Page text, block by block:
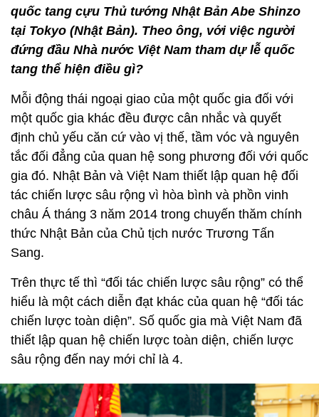
quốc tang cựu Thủ tướng Nhật Bản Abe Shinzo
tại Tokyo (Nhật Bản). Theo ông, với việc người
đứng đầu Nhà nước Việt Nam tham dự lễ quốc
tang thể hiện điều gì?
Mỗi động thái ngoại giao của một quốc gia đối với
một quốc gia khác đều được cân nhắc và quyết
định chủ yếu căn cứ vào vị thế, tầm vóc và nguyên
tắc đối đẳng của quan hệ song phương đối với quốc
gia đó. Nhật Bản và Việt Nam thiết lập quan hệ đối
tác chiến lược sâu rộng vì hòa bình và phồn vinh
châu Á tháng 3 năm 2014 trong chuyến thăm chính
thức Nhật Bản của Chủ tịch nước Trương Tấn
Sang.
Trên thực tế thì “đối tác chiến lược sâu rộng” có thể
hiểu là một cách diễn đạt khác của quan hệ “đối tác
chiến lược toàn diện”. Số quốc gia mà Việt Nam đã
thiết lập quan hệ chiến lược toàn diện, chiến lược
sâu rộng đến nay mới chỉ là 4.